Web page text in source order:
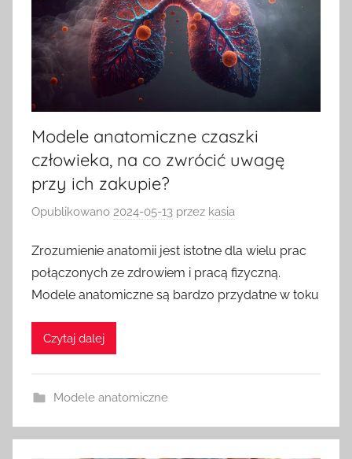
Modele anatomiczne czaszki
człowieka, na co zwrócić uwagę
przy ich zakupie?
Opublikowano 2024-05-13 przez kasia
Zrozumienie anatomii jest istotne dla wielu prac
połączonych ze zdrowiem i pracą fizyczną.
Modele anatomiczne są bardzo przydatne w toku
Czytaj dalej
Modele anatomiczne